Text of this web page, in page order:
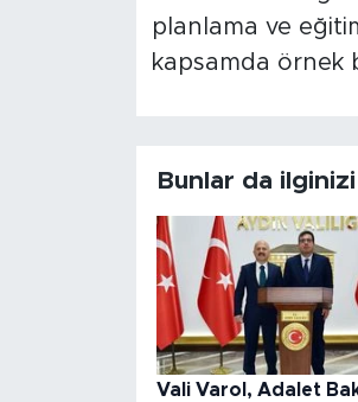
planlama ve
kapsamda örnek
Bunlar da
Vali Varol, Adalet